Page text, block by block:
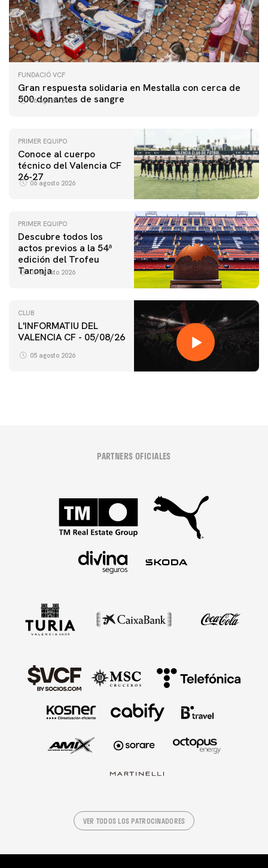
FUNDACIÓ VCF
Gran respuesta solidaria en Mestalla con cerca de
500 donantes de sangre
06 agosto 2026
PRIMER EQUIPO
Conoce al cuerpo
técnico del Valencia CF
26-27
06 agosto 2026
PRIMER EQUIPO
Descubre todos los
actos previos a la 54ª
edición del Trofeu
Taronja
06 agosto 2026
CLUB
L'INFORMATIU DEL
VALENCIA CF - 05/08/26
05 agosto 2026
PARTNERS OFICIALES
VER TODOS LOS PATROCINADORES